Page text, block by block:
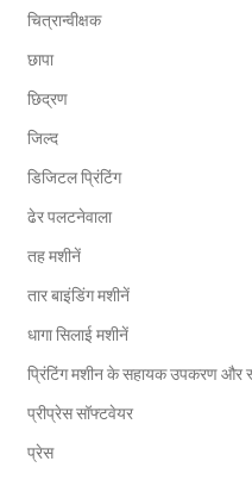
चित्रान्वीक्षक
छापा
छिद्रण
जिल्द
डिजिटल प्रिंटिंग
ढेर पलटनेवाला
तह मशीनें
तार बाइंडिंग मशीनें
धागा सिलाई मशीनें
प्रिंटिंग मशीन के सहायक उपकरण और
प्रीप्रेस सॉफ्टवेयर
प्रेस